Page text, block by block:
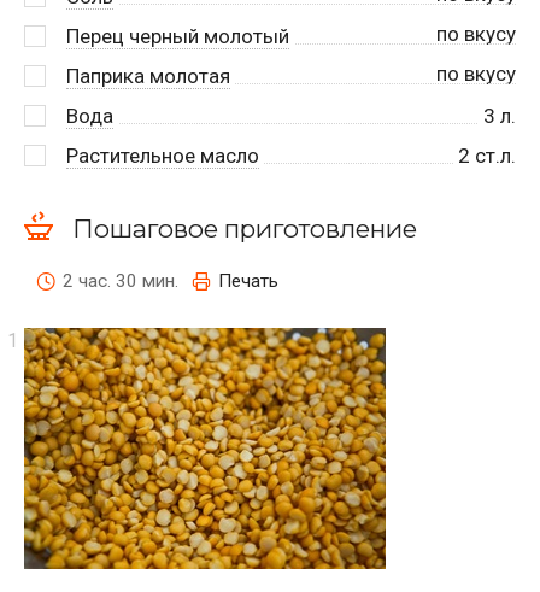
Перец черный молотый
по вкусу
Паприка молотая
по вкусу
Вода
3 л.
Растительное масло
2 ст.л.
Пошаговое приготовление
2 час. 30 мин. Печать